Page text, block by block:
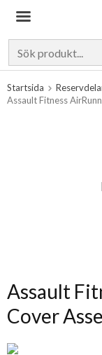
Startsida
Assault Fitness
Assault
Cover